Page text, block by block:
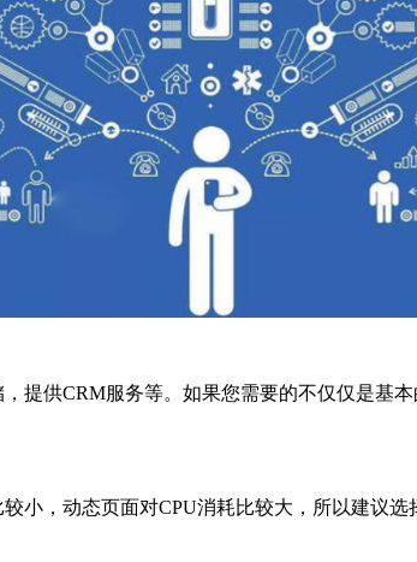
提供CRM服务等。如果您需要的不仅仅是基
小，动态页面对CPU消耗比较大，所以建议选